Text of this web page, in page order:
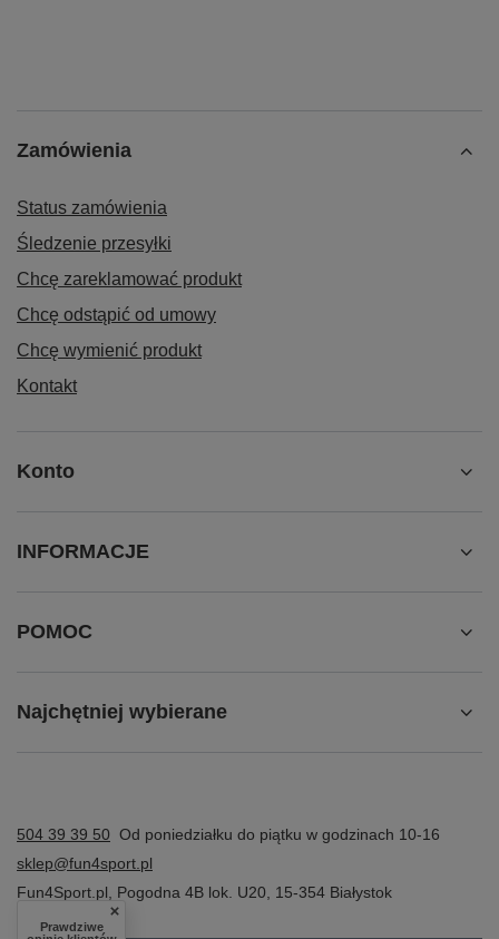
Zamówienia
Status zamówienia
Śledzenie przesyłki
Chcę zareklamować produkt
Chcę odstąpić od umowy
Chcę wymienić produkt
Kontakt
Konto
INFORMACJE
POMOC
Najchętniej wybierane
504 39 39 50 Od poniedziałku do piątku w godzinach 10-16
sklep@fun4sport.pl
Fun4Sport.pl
Pogodna 4B lok. U20 15-354 Białystok
Prawdziwe